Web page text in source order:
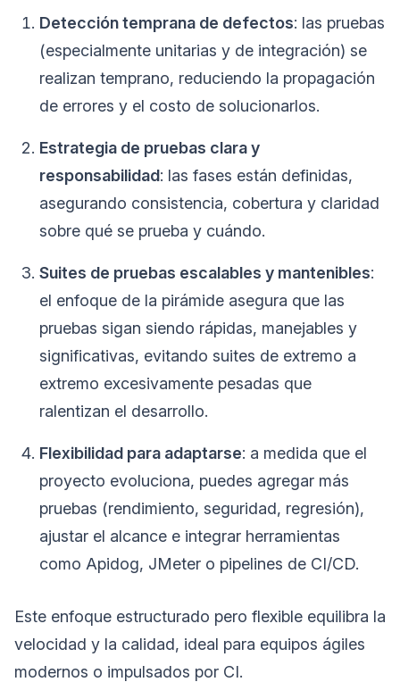
Detección temprana de defectos: las pruebas
(especialmente unitarias y de integración) se
realizan temprano, reduciendo la propagación
de errores y el costo de solucionarlos.
Estrategia de pruebas clara y
responsabilidad: las fases están definidas,
asegurando consistencia, cobertura y claridad
sobre qué se prueba y cuándo.
Suites de pruebas escalables y mantenibles:
el enfoque de la pirámide asegura que las
pruebas sigan siendo rápidas, manejables y
significativas, evitando suites de extremo a
extremo excesivamente pesadas que
ralentizan el desarrollo.
Flexibilidad para adaptarse: a medida que el
proyecto evoluciona, puedes agregar más
pruebas (rendimiento, seguridad, regresión),
ajustar el alcance e integrar herramientas
como Apidog, JMeter o pipelines de CI/CD.
Este enfoque estructurado pero flexible equilibra la
velocidad y la calidad, ideal para equipos ágiles
modernos o impulsados por CI.